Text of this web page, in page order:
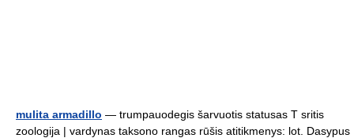
mulita armadillo — trumpauodegis šarvuotis statusas T sritis
zoologija | vardynas taksono rangas rūšis atitikmenys: lot. Dasypus